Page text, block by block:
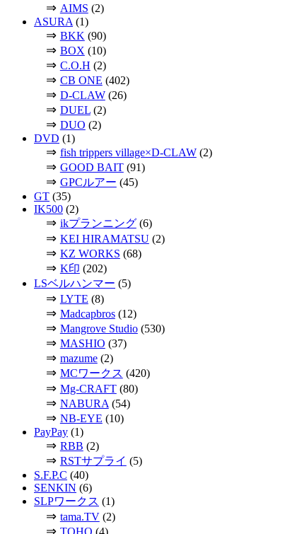
⇒ AIMS (2)
ASURA (1)
⇒ BKK (90)
⇒ BOX (10)
⇒ C.O.H (2)
⇒ CB ONE (402)
⇒ D-CLAW(26)
⇒ DUEL(2)
⇒ DUO (2)
DVD (1)
⇒ fish trippers village×D-CLAW(2)
⇒ GOOD BAIT(91)
⇒ GPCルアー (45)
GT (35)
IK500 (2)
⇒ ikプランニング(6)
⇒ KEI HIRAMATSU(2)
⇒ KZ WORKS (68)
⇒ K印 (202)
LSベルハンマー (5)
⇒ LYTE (8)
⇒ Madcapbros(12)
⇒ Mangrove Studio(530)
⇒ MASHIO (37)
⇒ mazume(2)
⇒ MCワークス (420)
⇒ Mg-CRAFT(80)
⇒ NABURA (54)
⇒ NB-EYE (10)
PayPay (1)
⇒ RBB (2)
⇒ RSTサプライ (5)
S.F.P.C (40)
SENKIN (6)
SLPワークス (1)
⇒ tama.TV(2)
⇒ TOHO (4)